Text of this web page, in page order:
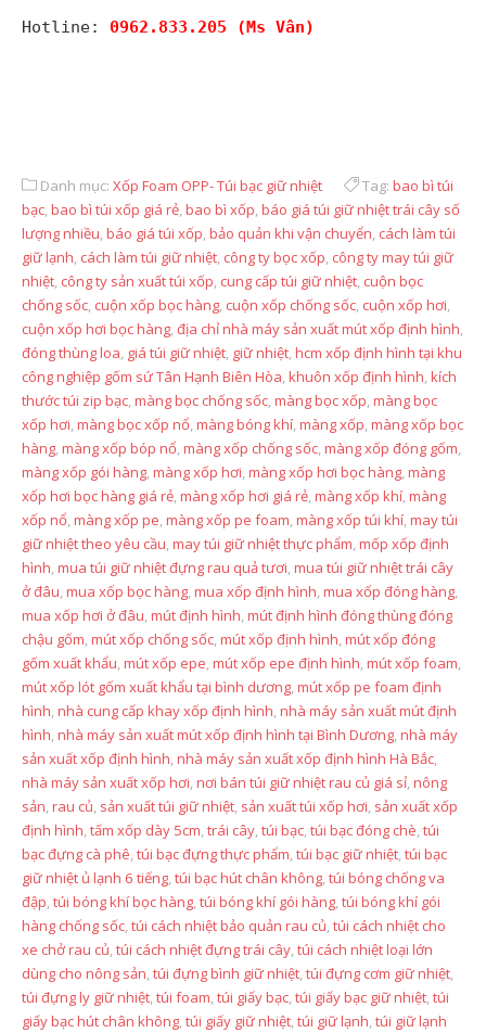
Hotline: 0962.833.205 (Ms Vân)
Danh mục: Xốp Foam OPP- Túi bạc giữ nhiệt Tag: bao bì túi
bạc,bao bì túi xốp giá rẻ,bao bì xốp,báo giá túi giữ nhiệt trái cây số
lượng nhiều,báo giá túi xốp,bảo quản khi vận chuyển, cách làm túi
giữ lạnh, cách làm túi giữ nhiệt, công ty bọc xốp, công ty may túi giữ
nhiệt, công ty sản xuất túi xốp, cung cấp túi giữ nhiệt, cuộn bọc
chống sốc, cuộn xốp bọc hàng, cuộn xốp chống sốc, cuộn xốp hơi,
cuộn xốp hơi bọc hàng,địa chỉ nhà máy sản xuất mút xốp định hình,
đóng thùng loa, giá túi giữ nhiệt, giữ nhiệt,hcm xốp định hình tại khu
công nghiệp gốm sứ Tân Hạnh Biên Hòa,khuôn xốp định hình,kích
thước túi zip bạc,màng bọc chống sốc,màng bọc xốp,màng bọc
xốp hơi,màng bọc xốp nổ,màng bóng khí,màng xốp,màng xốp bọc
hàng,màng xốp bóp nổ,màng xốp chống sốc,màng xốp đóng gốm,
màng xốp gói hàng,màng xốp hơi,màng xốp hơi bọc hàng,màng
xốp hơi bọc hàng giá rẻ,màng xốp hơi giá rẻ,màng xốp khí,màng
xốp nổ,màng xốp pe,màng xốp pe foam,màng xốp túi khí,may túi
giữ nhiệt theo yêu cầu,may túi giữ nhiệt thực phẩm,mốp xốp định
hình,mua túi giữ nhiệt đựng rau quả tươi,mua túi giữ nhiệt trái cây
ở đâu,mua xốp bọc hàng,mua xốp định hình,mua xốp đóng hàng,
mua xốp hơi ở đâu,mút định hình,mút định hình đóng thùng đóng
chậu gốm,mút xốp chống sốc,mút xốp định hình,mút xốp đóng
gốm xuất khẩu,mút xốp epe,mút xốp epe định hình,mút xốp foam,
mút xốp lót gốm xuất khẩu tại bình dương,mút xốp pe foam định
hình,nhà cung cấp khay xốp định hình,nhà máy sản xuất mút định
hình,nhà máy sản xuất mút xốp định hình tại Bình Dương,nhà máy
sản xuất xốp định hình,nhà máy sản xuất xốp định hình Hà Bắc,
nhà máy sản xuất xốp hơi,nơi bán túi giữ nhiệt rau củ giá sỉ,nông
sản,rau củ, sản xuất túi giữ nhiệt, sản xuất túi xốp hơi, sản xuất xốp
định hình,tấm xốp dày 5cm,trái cây,túi bạc,túi bạc đóng chè,túi
bạc đựng cà phê,túi bạc đựng thực phẩm,túi bạc giữ nhiệt,túi bạc
giữ nhiệt ủ lạnh 6 tiếng,túi bạc hút chân không,túi bóng chống va
đập,túi bóng khí bọc hàng,túi bóng khí gói hàng,túi bóng khí gói
hàng chống sốc,túi cách nhiệt bảo quản rau củ,túi cách nhiệt cho
xe chở rau củ,túi cách nhiệt đựng trái cây,túi cách nhiệt loại lớn
dùng cho nông sản,túi đựng bình giữ nhiệt,túi đựng cơm giữ nhiệt,
túi đựng ly giữ nhiệt,túi foam,túi giấy bạc,túi giấy bạc giữ nhiệt,túi
giấy bạc hút chân không,túi giấy giữ nhiệt,túi giữ lạnh,túi giữ lạnh